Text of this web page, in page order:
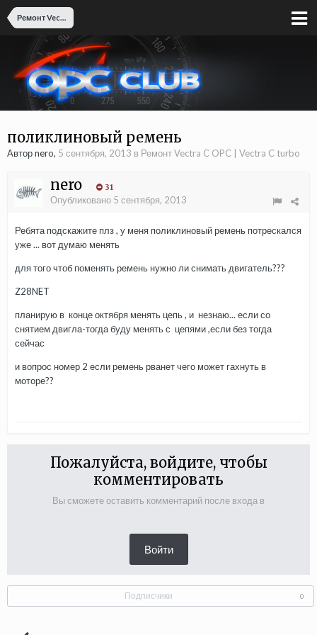
Ремонт Vectra C OPC | Vectra C turbo
поликлиновый ремень
Автор nero, 5 сентября, 2013 в Ремонт Vectra C OPC | Vectra C turbo
nero 31
Опубликовано 5 сентября, 2013
Ребята подскажите плз , у меня поликлиновый ремень потрескался
уже ... вот думаю менять
для того чтоб поменять ремень нужно ли снимать двигатель???
Z28NET
планирую в конце октября менять цепь , и незнаю... если со
снятием двигла-тогда буду менять с цепями ,если без тогда
сейчас
и вопрос номер 2 если ремень рванет чего может гахнуть в
моторе??
Пожалуйста, войдите, чтобы
комментировать
Вы сможете оставить комментарий после входа в
Войти
Подписчики 0